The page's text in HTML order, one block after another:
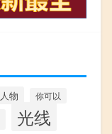
人物 你可以
光线